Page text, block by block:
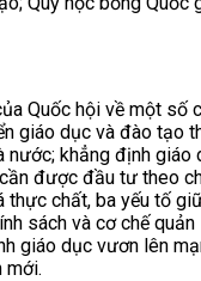
Quốc hội về một số
giáo dục và đào tạo
khẳng định giáo
được đầu tư theo
thực chất, ba yếu tố
sách và cơ chế quản
giáo dục vươn lên
mới.